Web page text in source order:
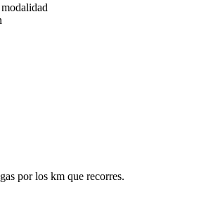
por los km que recorres.